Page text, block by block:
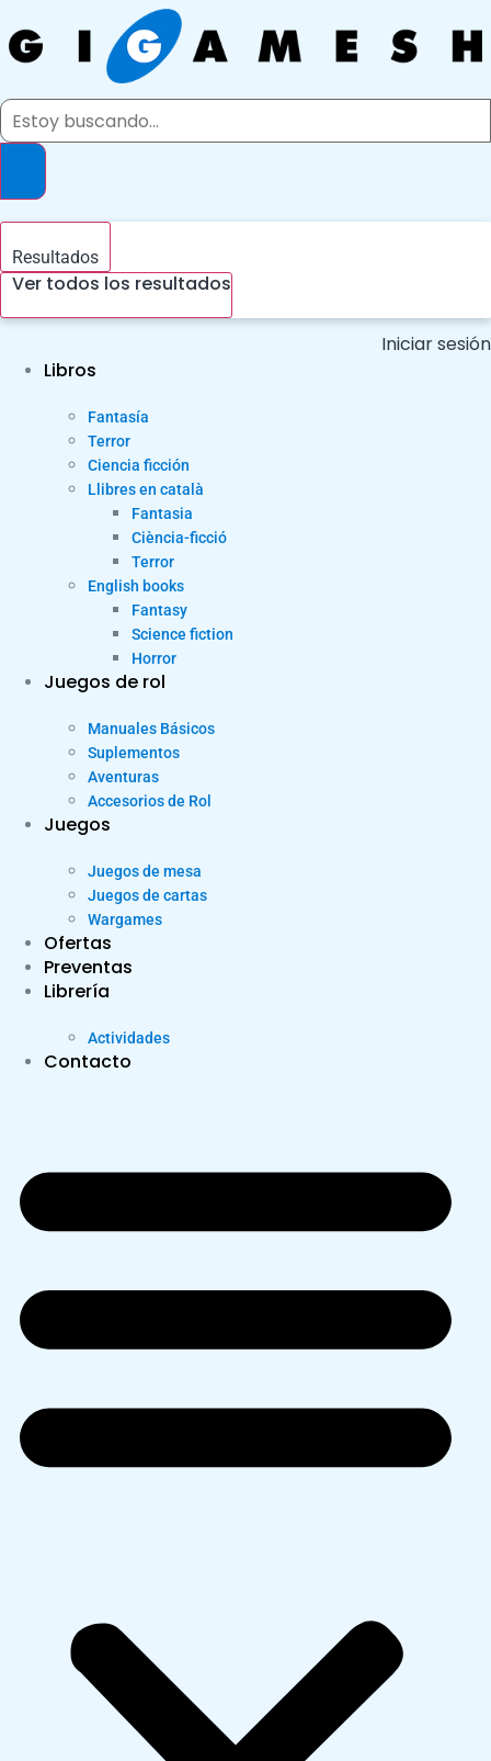
al
contenido
Search
Resultados
Ver todos los resultados
Iniciar sesión
Libros
Fantasía
Terror
Ciencia ficción
Llibres en català
Fantasia
Ciència-ficció
Terror
English books
Fantasy
Science fiction
Horror
Juegos de rol
Manuales Básicos
Suplementos
Aventuras
Accesorios de Rol
Juegos
Juegos de mesa
Juegos de cartas
Wargames
Ofertas
Preventas
Librería
Actividades
Contacto